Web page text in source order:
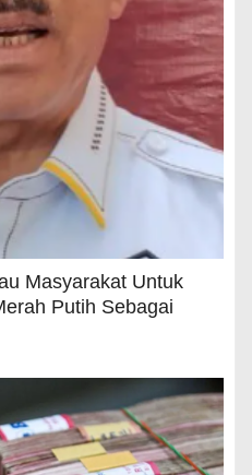
Masyarakat Untuk
Putih Sebagai